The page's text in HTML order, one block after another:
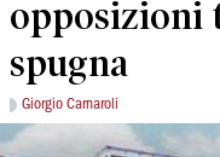
opposizioni
spugna
Giorgio Carnaroli